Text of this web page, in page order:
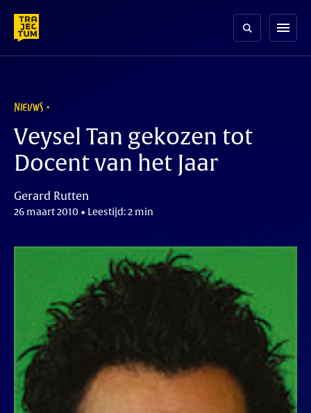
content
menu
NIEUWS
Veysel Tan gekozen tot
Docent van het Jaar
Gerard Rutten
26 maart 2010 • Leestijd: 2 min